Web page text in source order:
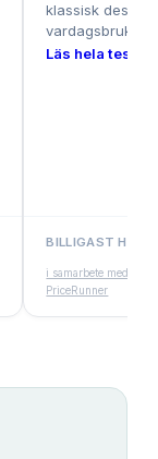
klassisk design
vardagsbruk.
Läs hela testet
BILLIGAST HOS
i samarbete med
PriceRunner